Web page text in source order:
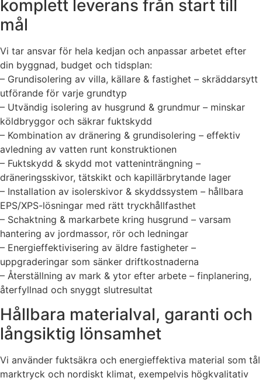
komplett leverans från start till
mål
Vi tar ansvar för hela kedjan och anpassar arbetet efter
din byggnad, budget och tidsplan:
– Grundisolering av villa, källare & fastighet – skräddarsytt
utförande för varje grundtyp
– Utvändig isolering av husgrund & grundmur – minskar
köldbryggor och säkrar fuktskydd
– Kombination av dränering & grundisolering – effektiv
avledning av vatten runt konstruktionen
– Fuktskydd & skydd mot vatteninträngning –
dräneringsskivor, tätskikt och kapillärbrytande lager
– Installation av isolerskivor & skyddssystem – hållbara
EPS/XPS-lösningar med rätt tryckhållfasthet
– Schaktning & markarbete kring husgrund – varsam
hantering av jordmassor, rör och ledningar
– Energieffektivisering av äldre fastigheter –
uppgraderingar som sänker driftkostnaderna
– Återställning av mark & ytor efter arbete – finplanering,
återfyllnad och snyggt slutresultat
Hållbara materialval, garanti och
långsiktig lönsamhet
Vi använder fuktsäkra och energieffektiva material som tål
marktryck och nordiskt klimat, exempelvis högkvalitativ